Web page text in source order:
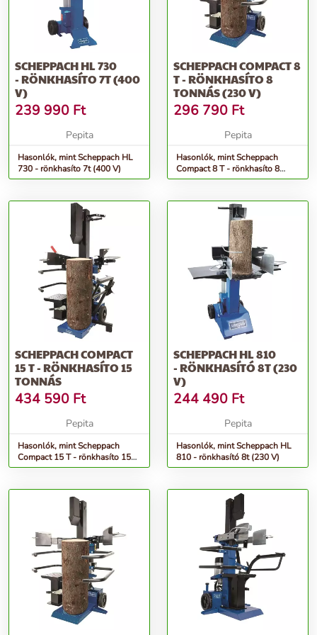
SCHEPPACH HL 730
- RÖNKHASÍTO 7T (400
V)
239 990 Ft
Pepita
Hasonlók, mint Scheppach HL
730 - rönkhasíto 7t (400 V)
SCHEPPACH COMPACT 8
T - RÖNKHASÍTO 8
TONNÁS (230 V)
296 790 Ft
Pepita
Hasonlók, mint Scheppach
Compact 8 T - rönkhasíto 8
tonnás (230 V)
SCHEPPACH COMPACT
15 T - RÖNKHASÍTO 15
TONNÁS
434 590 Ft
Pepita
Hasonlók, mint Scheppach
Compact 15 T - rönkhasíto 15
tonnás
SCHEPPACH HL 810
- RÖNKHASÍTÓ 8T (230
V)
244 490 Ft
Pepita
Hasonlók, mint Scheppach HL
810 - rönkhasító 8t (230 V)